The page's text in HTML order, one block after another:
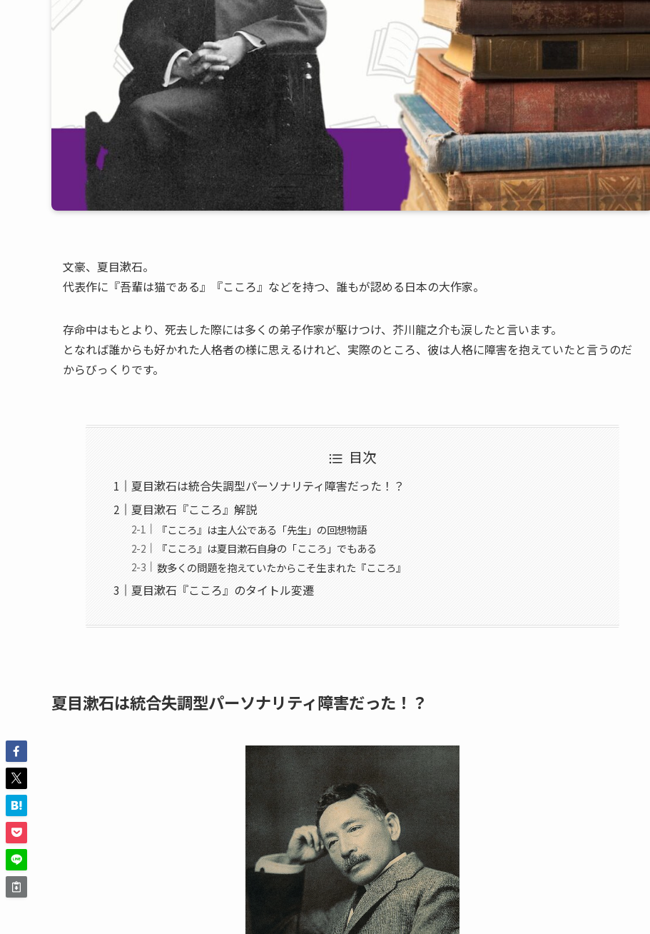
文豪、夏目漱石。
代表作に『吾輩は猫である』『こころ』などを持つ、誰もが認める日本の大作家。
存命中はもとより、死去した際には多くの弟子作家が駆けつけ、芥川龍之介も涙したと言います。
となれば誰からも好かれた人格者の様に思えるけれど、実際のところ、彼は人格に障害を抱えていたと言うのだ
からびっくりです。
目次
夏目漱石は統合失調型パーソナリティ障害だった！？
夏目漱石『こころ』解説
『こころ』は主人公である「先生」の回想物語
『こころ』は夏目漱石自身の「こころ」でもある
数多くの問題を抱えていたからこそ生まれた『こころ』
夏目漱石『こころ』のタイトル変遷
夏目漱石は統合失調型パーソナリティ障害だった！？